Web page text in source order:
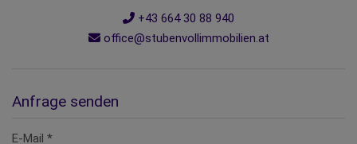
+43 664 30 88 940
office@stubenvollimmobilien.at
Anfrage senden
E-Mail